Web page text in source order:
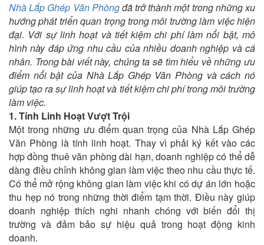
Nhà Lắp Ghép Văn Phòngđã trở thành một trong những xu
hướng phát triển quan trọng trong môi trường làm việc hiện
đại. Với sự linh hoạt và tiết kiệm chi phí làm nổi bật, mô
hình này đáp ứng nhu cầu của nhiều doanh nghiệp và cá
nhân. Trong bài viết này, chúng ta sẽ tìm hiểu về những ưu
điểm nổi bật của Nhà Lắp Ghép Văn Phòng và cách nó
giúp tạo ra sự linh hoạt và tiết kiệm chi phí trong môi trường
làm việc.
1. Tính Linh Hoạt Vượt Trội
Một trong những ưu điểm quan trọng của Nhà Lắp Ghép
Văn Phòng là tính linh hoạt. Thay vì phải ký kết vào các
hợp đồng thuê văn phòng dài hạn, doanh nghiệp có thể dễ
dàng điều chỉnh không gian làm việc theo nhu cầu thực tế.
Có thể mở rộng không gian làm việc khi có dự án lớn hoặc
thu hẹp nó trong những thời điểm tạm thời. Điều này giúp
doanh nghiệp thích nghi nhanh chóng với biến đổi thị
trường và đảm bảo sự hiệu quả trong hoạt động kinh
doanh.